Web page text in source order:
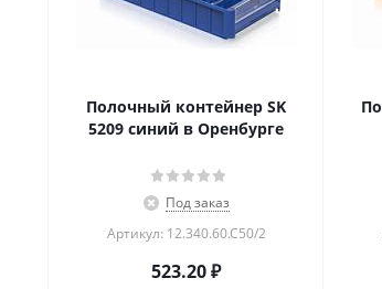
Полочный контейнер SK
5209 синий в Оренбурге
Под заказ
Артикул: 12.340.60.С50/2
523.20₽